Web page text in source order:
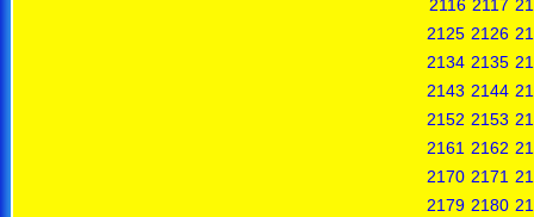
2116 2117
2125 2126
2134 2135
2143 2144
2152 2153
2161 2162
2170 2171
2179 2180